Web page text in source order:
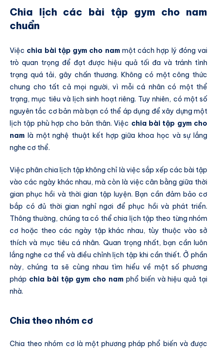
Chia lịch các bài tập gym cho nam
chuẩn
Việc chia bài tập gym cho nammột cách hợp lý đóng vai
trò quan trọng để đạt được hiệu quả tối đa và tránh tình
trạng quá tải, gây chấn thương. Không có một công thức
chung cho tất cả mọi người, vì mỗi cá nhân có một thể
trạng, mục tiêu và lịch sinh hoạt riêng. Tuy nhiên, có một số
nguyên tắc cơ bản mà bạn có thể áp dụng để xây dựng một
lịch tập phù hợp cho bản thân. Việc chia bài tập gym cho
nam là một nghệ thuật kết hợp giữa khoa học và sự lắng
nghe cơ thể.
Việc phân chia lịch tập không chỉ là việc sắp xếp các bài tập
vào các ngày khác nhau, mà còn là việc cân bằng giữa thời
gian phục hồi và thời gian tập luyện. Bạn cần đảm bảo cơ
bắp có đủ thời gian nghỉ ngơi để phục hồi và phát triển.
Thông thường, chúng ta có thể chia lịch tập theo từng nhóm
cơ hoặc theo các ngày tập khác nhau, tùy thuộc vào sở
thích và mục tiêu cá nhân. Quan trọng nhất, bạn cần luôn
lắng nghe cơ thể và điều chỉnh lịch tập khi cần thiết. Ở phần
này, chúng ta sẽ cùng nhau tìm hiểu về một số phương
pháp chia bài tập gym cho nam phổ biến và hiệu quả tại
nhà.
Chia theo nhóm cơ
Chia theo nhóm cơ là một phương pháp phổ biến và được